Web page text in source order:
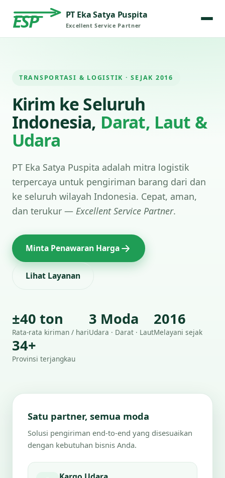
ESP PT Eka Satya Puspita
Excellent Service Partner
TRANSPORTASI & LOGISTIK · SEJAK 2016
Kirim ke Seluruh
Indonesia, Darat, Laut &
Udara
PT Eka Satya Puspita adalah mitra logistik
terpercaya untuk pengiriman barang dari dan
ke seluruh wilayah Indonesia. Cepat, aman,
dan terukur — Excellent Service Partner.
Minta Penawaran Harga
Lihat Layanan
±40 ton
Rata-rata kiriman / hari
3 Moda
Udara · Darat · Laut
2016
Melayani sejak
34+
Provinsi terjangkau
Satu partner, semua moda
Solusi pengiriman end-to-end yang disesuaikan
dengan kebutuhan bisnis Anda.